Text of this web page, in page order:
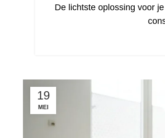
De lichtste oplossing voor
19
MEI